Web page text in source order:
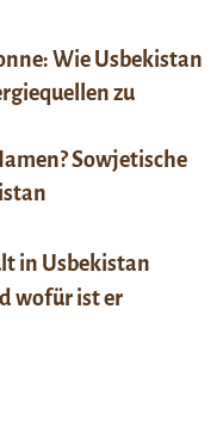
Wie Usbekistan
zu
Sowjetische
in Usbekistan
wofür ist er